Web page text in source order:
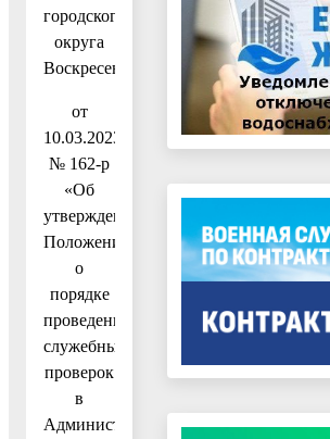
городского
округа
Воскресенск
от
10.03.2023
№ 162-р
«Об
утверждении
Положения
о
порядке
проведения
служебных
проверок
в
Администрации